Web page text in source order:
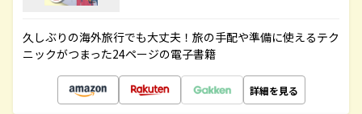
久しぶりの海外旅行でも大丈夫！旅の手配や準備に使えるテク
ニックがつまった24ページの電子書籍
詳細を見る